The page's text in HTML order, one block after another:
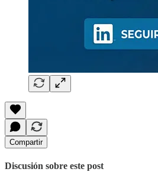
Compartir
Discusión sobre este post